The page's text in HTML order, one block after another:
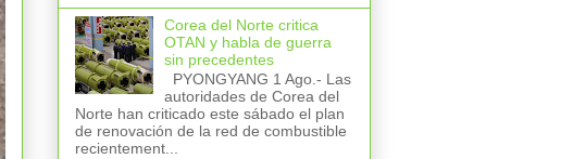
Corea del Norte critica
OTAN y habla de guerra
sin precedentes
PYONGYANG 1 Ago.- Las
autoridades de Corea del
Norte han criticado este sábado el plan
de renovación de la red de combustible
recientement...